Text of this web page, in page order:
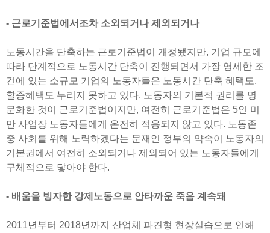
- 근로기준법에서조차 소외되거나 제외되거나
노동시간을 단축하는 근로기준법이 개정됐지만, 기업 규모에
따라 단계적으로 노동시간 단축이 진행되면서 가장 영세한 조
건에 있는 소규모 기업의 노동자들은 노동시간 단축 혜택도,
할증혜택도 누리지 못하고 있다. 노동자의 기본적 권리를 명
문화한 것이 근로기준법이지만, 여전히 근로기준법은 5인 미
만 사업장 노동자들에게 온전히 적용되지 않고 있다. 노동존
중 사회를 위해 노력하겠다는 문재인 정부의 약속이 노동자의
기본권에서 여전히 소외되거나 제외되어 있는 노동자들에게
구체적으로 닿아야 한다.
- 배움을 빙자한 강제노동으로 안타까운 죽음 계속돼
2011년부터 2018년까지 산업체 파견형 현장실습으로 인해